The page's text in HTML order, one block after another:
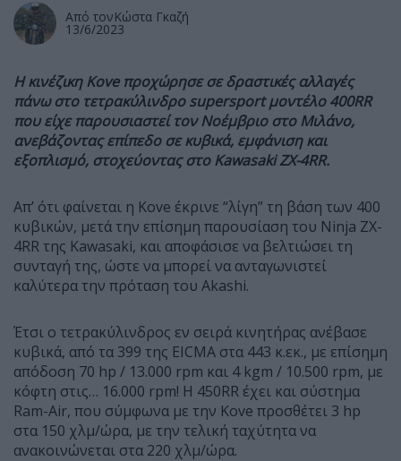
Από τονΚώστα Γκαζή
13/6/2023
Η κινέζικηKoveπροχώρησε σε δραστικές αλλαγές
πάνω στο τετρακύλινδροsupersportμοντέλο400RR
που είχε παρουσιαστεί τον Νοέμβριο στο Μιλάνο,
ανεβάζοντας επίπεδο σε κυβικά, εμφάνιση και
εξοπλισμό, στοχεύοντας στοKawasaki ZX-4RR.
Απ’ ότι φαίνεται η Kove έκρινε “λίγη” τη βάση των 400
κυβικών, μετά την επίσημη παρουσίαση του Ninja ZX-
4RR της Kawasaki, και αποφάσισε να βελτιώσει τη
συνταγή της, ώστε να μπορεί να ανταγωνιστεί
καλύτερα την πρόταση του Akashi.
Έτσι ο τετρακύλινδρος εν σειρά κινητήρας ανέβασε
κυβικά, από τα 399 της EICMA στα 443 κ.εκ., με επίσημη
απόδοση 70 hp / 13.000 rpm και 4 kgm / 10.500 rpm, με
κόφτη στις… 16.000 rpm! Η 450RR έχει και σύστημα
Ram-Air, που σύμφωνα με την Kove προσθέτει 3 hp
στα 150 χλμ/ώρα, με την τελική ταχύτητα να
ανακοινώνεται στα 220 χλμ/ώρα.